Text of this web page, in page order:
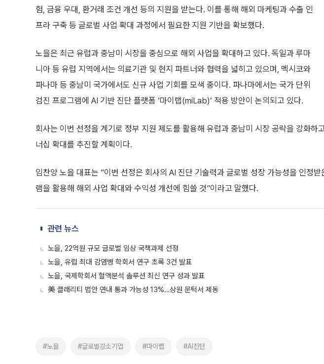
험, 금융 우대, 환거래 조건 개선 등의 지원을 받는다. 이를 통해 해외 마케팅과 수출 인
프라 구축 등 글로벌 사업 확대 과정에서 필요한 지원 기반을 확보했다.
노을은 최근 유럽과 중남미 시장을 중심으로 해외 사업을 확대하고 있다. 독일과 루마
니아 등 유럽 지역에서는 의료기관 및 현지 파트너와 협력을 넓히고 있으며, 멕시코와
파나마 등 중남미 국가에서도 신규 사업 기회를 모색 중이다. 파나마에서는 국가 단위
검진 프로그램에 AI 기반 진단 플랫폼 ‘마이랩(miLab)’ 적용 방안이 논의되고 있다.
회사는 이번 선정을 계기로 정부 지원 제도를 활용해 유럽과 중남미 시장 공략을 강화하
너십 확대를 추진할 계획이다.
임찬양 노을 대표는 “이번 선정은 회사의 AI 진단 기술력과 글로벌 성장 가능성을 인정
램을 활용해 해외 사업 확대와 수익성 개선에 힘쓸 것”이라고 말했다.
관련 뉴스
노을, 22억원 규모 글로벌 임상 국책과제 선정
노을, 유럽 최대 감염병 학회서 연구 초록 3건 발표
노을, 국제학회서 혈액분석 솔루션 최신 연구 성과 발표
美 클래리티 법안 연내 통과 가능성 13%…상원 문턱서 제동
#노을 #글로벌강소기업 #마이랩 #AI진단